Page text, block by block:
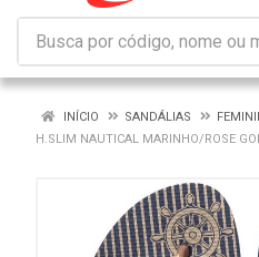
INÍCIO SANDÁLIAS
H.SLIM NAUTICAL MARINHO/ROSE